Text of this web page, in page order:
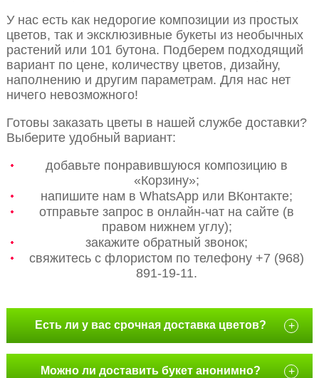
У нас есть как недорогие композиции из простых
цветов, так и эксклюзивные букеты из необычных
растений или 101 бутона. Подберем подходящий
вариант по цене, количеству цветов, дизайну,
наполнению и другим параметрам. Для нас нет
ничего невозможного!
Готовы заказать цветы в нашей службе доставки?
Выберите удобный вариант:
добавьте понравившуюся композицию в
«Корзину»;
напишите нам в WhatsApp или ВКонтакте;
отправьте запрос в онлайн-чат на сайте (в
правом нижнем углу);
закажите обратный звонок;
свяжитесь с флористом по телефону +7 (968)
891-19-11.
Есть ли у вас срочная доставка цветов? +
Можно ли доставить букет анонимно? +